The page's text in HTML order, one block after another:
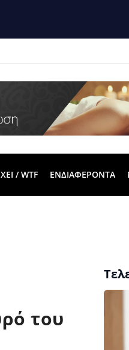
/ WTF ΕΝΔΙΑΦΕΡΟΝΤΑ
του